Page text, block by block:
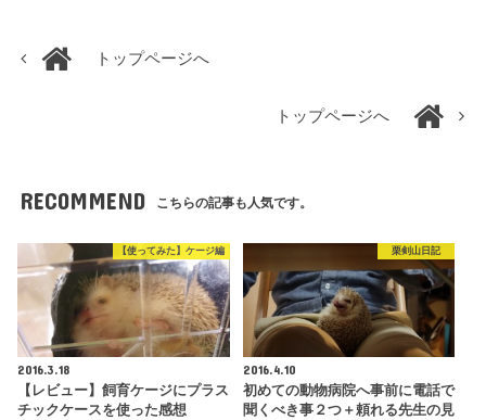
トップページへ
トップページへ
RECOMMEND こちらの記事も人気です。
【使ってみた】ケージ編
2016.3.18
【レビュー】飼育ケージにプラス
チックケースを使った感想
栗剣山日記
2016.4.10
初めての動物病院へ事前に電話で
聞くべき事２つ＋頼れる先生の見